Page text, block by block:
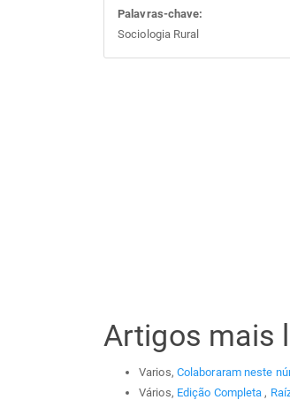
Palavras-chave:
Sociologia Rural
Artigos mais
Varios, Colaboraram neste
Vários, Edição Completa,